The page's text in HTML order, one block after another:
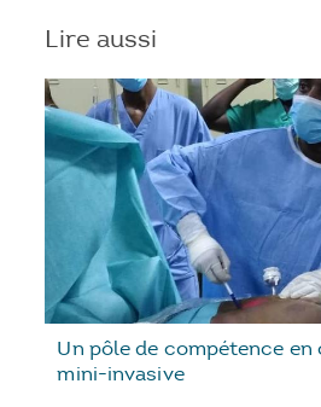
Lire aussi
Un pôle de compétence
mini-invasive